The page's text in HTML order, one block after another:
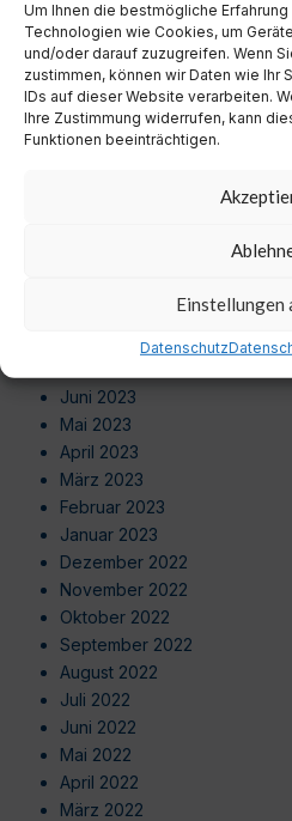
Um Ihnen die bestmögliche
Technologien wie Cookies, um
und/oder darauf zuzugreifen. Wenn
zustimmen, können wir Daten wie Ihr
IDs auf dieser Website verarbeiten.
Ihre Zustimmung widerrufen, kann
Funktionen beeinträchtigen.
Einstellungen
Datenschutz
August 2024
Juli 2024
Juni 2024
Mai 2024
April 2024
März 2024
September 2023
August 2023
Juni 2023
Mai 2023
April 2023
März 2023
Februar 2023
Januar 2023
Dezember 2022
November 2022
Oktober 2022
September 2022
August 2022
Juli 2022
Juni 2022
Mai 2022
April 2022
März 2022